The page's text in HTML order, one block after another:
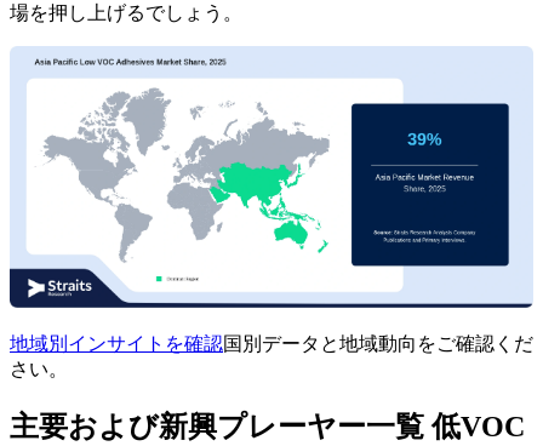
場を押し上げるでしょう。
地域別インサイトを確認国別データと地域動向をご確認くだ
さい。
主要および新興プレーヤー一覧 低VOC